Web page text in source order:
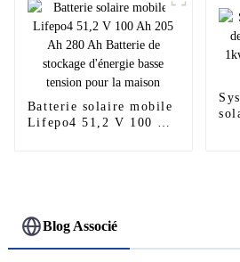
verre
Batterie solaire mobile
Lifepo4 51,2 V 100 Ah
Blog Associé